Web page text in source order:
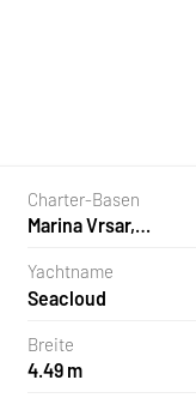
Charter-Basen
Marina Vrsar,
Yachtname
Seacloud
Breite
4.49 m